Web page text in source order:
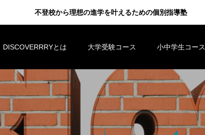
不登校から理想の進学を叶えるための個別指導塾
DISCOVERRRYとは 大学受験コース 小中学生コース